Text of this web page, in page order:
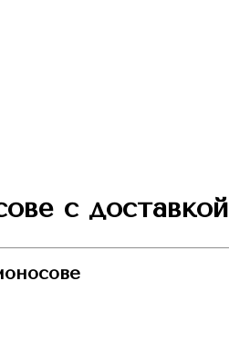
с доставкой